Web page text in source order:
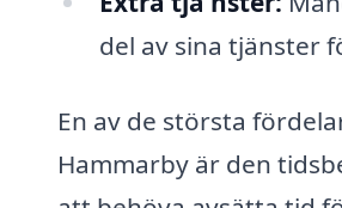
del av sina tjänster
En av de största
Hammarby är den